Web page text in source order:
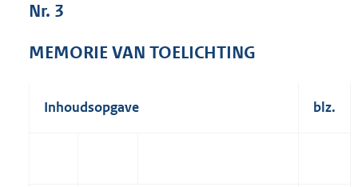
Nr. 3
MEMORIE VAN TOELICHTING
Inhoudsopgave blz.